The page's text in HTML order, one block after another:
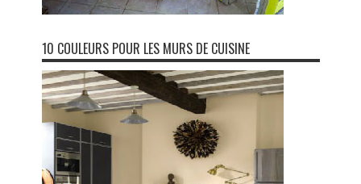
10 COULEURS POUR LES MURS DE CUISINE